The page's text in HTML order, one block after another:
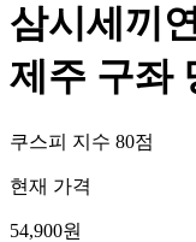
삼시세끼
제주 구좌
쿠스피 지수 80점
현재 가격
54,900원